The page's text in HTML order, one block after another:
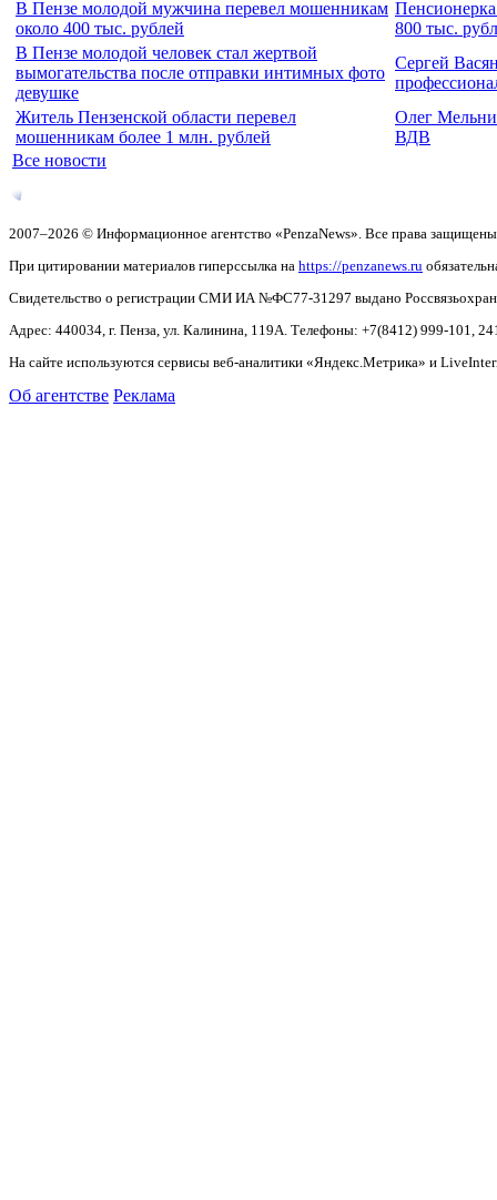
В Пензе молодой мужчина перевел мошенникам
около 400 тыс. рублей
800 тыс.
В Пензе молодой человек стал жертвой
вымогательства после отправки интимных фото
девушке
Сергей
Житель Пензенской области перевел
мошенникам более 1 млн. рублей
Олег
ВДВ
Все новости
2007–2026 © Информационное агентство «PenzaNews». Все права
При цитировании материалов гиперссылка на https://penzanews.ru
Свидетельство о регистрации СМИ ИА №ФС77-31297 выдано
Адрес: 440034, г. Пенза, ул. Калинина, 119А. Телефоны: +7(8412) 999-101,
На сайте используются сервисы веб-аналитики «Яндекс.Метрика» и
Об агентстве Реклама